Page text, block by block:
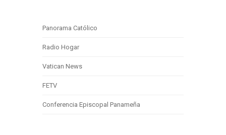
Panorama Católico
Radio Hogar
Vatican News
FETV
Conferencia Episcopal Panameña